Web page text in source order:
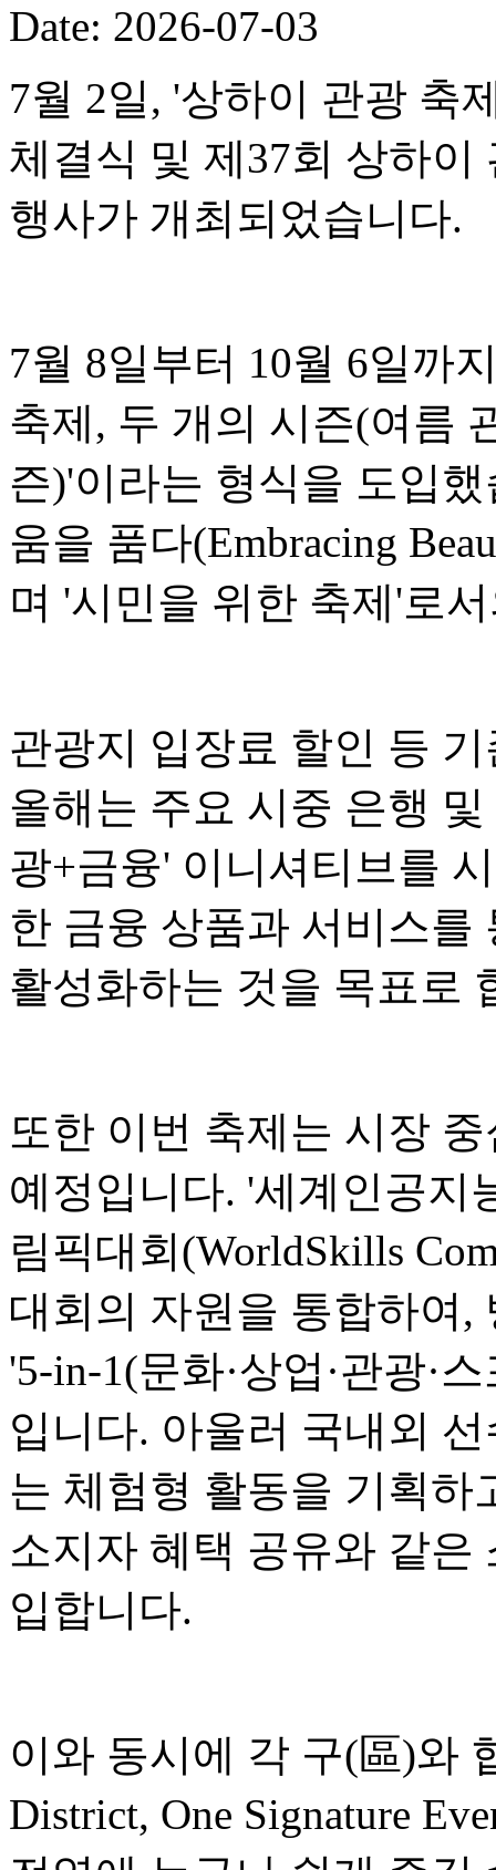
Date: 2026-07-03
7월 2일, '상하이 관광 축
체결식 및 제37회 상하
행사가 개최되었습니다.
7월 8일부터 10월 6일까
축제, 두 개의 시즌(여름
즌)'이라는 형식을 도입
움을 품다(Embracing
며 '시민을 위한 축제'로
관광지 입장료 할인 등
올해는 주요 시중 은행
광+금융' 이니셔티브를
한 금융 상품과 서비스를
활성화하는 것을 목표로
또한 이번 축제는 시장
예정입니다. '세계인공지
림픽대회(WorldSkills
대회의 자원을 통합하여,
'5-in-1(문화·상업·관광·
입니다. 아울러 국내외
는 체험형 활동을 기획하
소지자 혜택 공유와 같은
입합니다.
이와 동시에 각 구(區)와
District, One Signature